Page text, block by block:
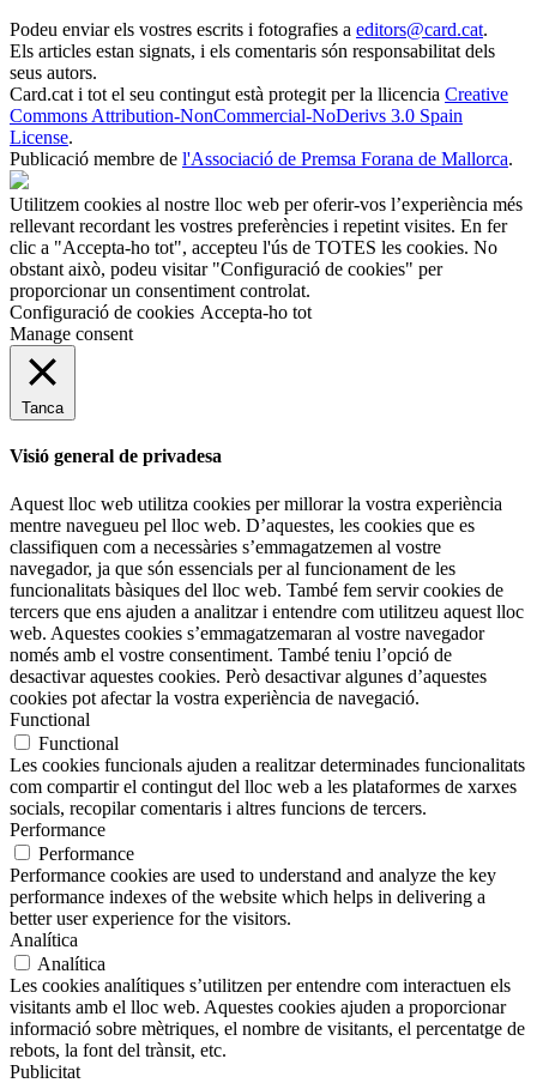
Podeu enviar els vostres escrits i fotografies a editors@card.cat.
Els articles estan signats, i els comentaris són responsabilitat dels
seus autors.
Card.cat i tot el seu contingut està protegit per la llicencia Creative
Commons Attribution-NonCommercial-NoDerivs 3.0 Spain
License.
Publicació membre de l'Associació de Premsa Forana de Mallorca.
Utilitzem cookies al nostre lloc web per oferir-vos l’experiència més
rellevant recordant les vostres preferències i repetint visites. En fer
clic a "Accepta-ho tot", accepteu l'ús de TOTES les cookies. No
obstant això, podeu visitar "Configuració de cookies" per
proporcionar un consentiment controlat.
Configuració de cookies Accepta-ho tot
Manage consent
Tanca
Visió general de privadesa
Aquest lloc web utilitza cookies per millorar la vostra experiència
mentre navegueu pel lloc web. D’aquestes, les cookies que es
classifiquen com a necessàries s’emmagatzemen al vostre
navegador, ja que són essencials per al funcionament de les
funcionalitats bàsiques del lloc web. També fem servir cookies de
tercers que ens ajuden a analitzar i entendre com utilitzeu aquest lloc
web. Aquestes cookies s’emmagatzemaran al vostre navegador
només amb el vostre consentiment. També teniu l’opció de
desactivar aquestes cookies. Però desactivar algunes d’aquestes
cookies pot afectar la vostra experiència de navegació.
Functional
Functional
Les cookies funcionals ajuden a realitzar determinades funcionalitats
com compartir el contingut del lloc web a les plataformes de xarxes
socials, recopilar comentaris i altres funcions de tercers.
Performance
Performance
Performance cookies are used to understand and analyze the key
performance indexes of the website which helps in delivering a
better user experience for the visitors.
Analítica
Analítica
Les cookies analítiques s’utilitzen per entendre com interactuen els
visitants amb el lloc web. Aquestes cookies ajuden a proporcionar
informació sobre mètriques, el nombre de visitants, el percentatge de
rebots, la font del trànsit, etc.
Publicitat